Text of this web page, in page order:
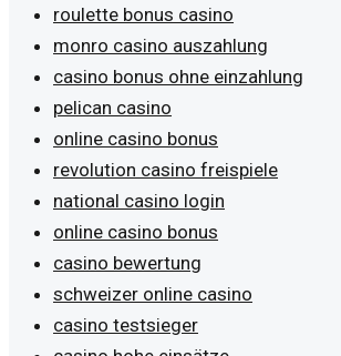
roulette bonus casino
monro casino auszahlung
casino bonus ohne einzahlung
pelican casino
online casino bonus
revolution casino freispiele
national casino login
online casino bonus
casino bewertung
schweizer online casino
casino testsieger